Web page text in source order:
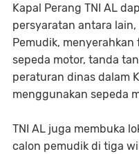
Kapal Perang TNI AL
persyaratan antara
Pemudik, menyerahkan
sepeda motor, tanda
peraturan dinas dalam
menggunakan sepeda
TNI AL juga membuka
calon pemudik di tiga